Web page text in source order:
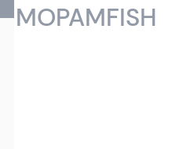
MOPAMFISH